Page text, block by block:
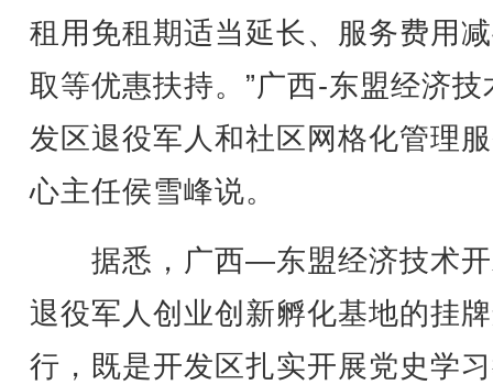
租用免租期适当延长、服务费用
取等优惠扶持。”广西-东盟经济技
发区退役军人和社区网格化管理
心主任侯雪峰说。
据悉，广西—东盟经济技术开
退役军人创业创新孵化基地的挂
行，既是开发区扎实开展党史学